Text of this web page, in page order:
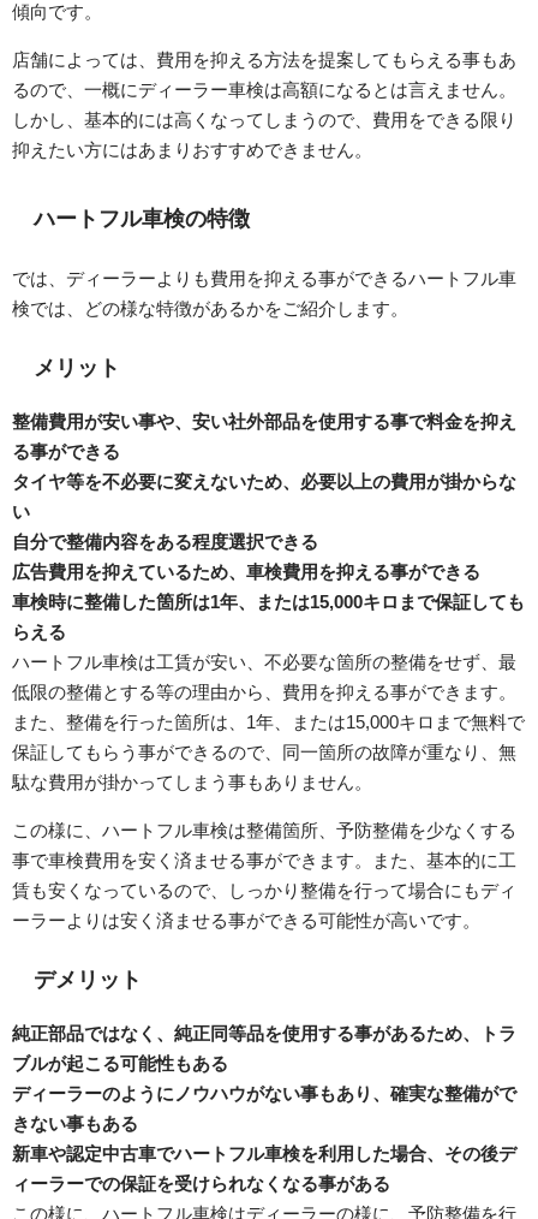
傾向です。
店舗によっては、費用を抑える方法を提案してもらえる事もあ
るので、一概にディーラー車検は高額になるとは言えません。
しかし、基本的には高くなってしまうので、費用をできる限り
抑えたい方にはあまりおすすめできません。
ハートフル車検の特徴
では、ディーラーよりも費用を抑える事ができるハートフル車
検では、どの様な特徴があるかをご紹介します。
メリット
整備費用が安い事や、安い社外部品を使用する事で料金を抑え
る事ができる
タイヤ等を不必要に変えないため、必要以上の費用が掛からな
い
自分で整備内容をある程度選択できる
広告費用を抑えているため、車検費用を抑える事ができる
車検時に整備した箇所は1年、または15,000キロまで保証しても
らえる
ハートフル車検は工賃が安い、不必要な箇所の整備をせず、最
低限の整備とする等の理由から、費用を抑える事ができます。
また、整備を行った箇所は、1年、または15,000キロまで無料で
保証してもらう事ができるので、同一箇所の故障が重なり、無
駄な費用が掛かってしまう事もありません。
この様に、ハートフル車検は整備箇所、予防整備を少なくする
事で車検費用を安く済ませる事ができます。また、基本的に工
賃も安くなっているので、しっかり整備を行って場合にもディ
ーラーよりは安く済ませる事ができる可能性が高いです。
デメリット
純正部品ではなく、純正同等品を使用する事があるため、トラ
ブルが起こる可能性もある
ディーラーのようにノウハウがない事もあり、確実な整備がで
きない事もある
新車や認定中古車でハートフル車検を利用した場合、その後デ
ィーラーでの保証を受けられなくなる事がある
この様に、ハートフル車検はディーラーの様に、予防整備を行